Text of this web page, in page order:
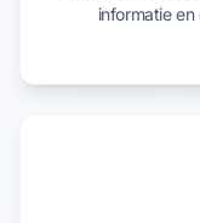
informatie